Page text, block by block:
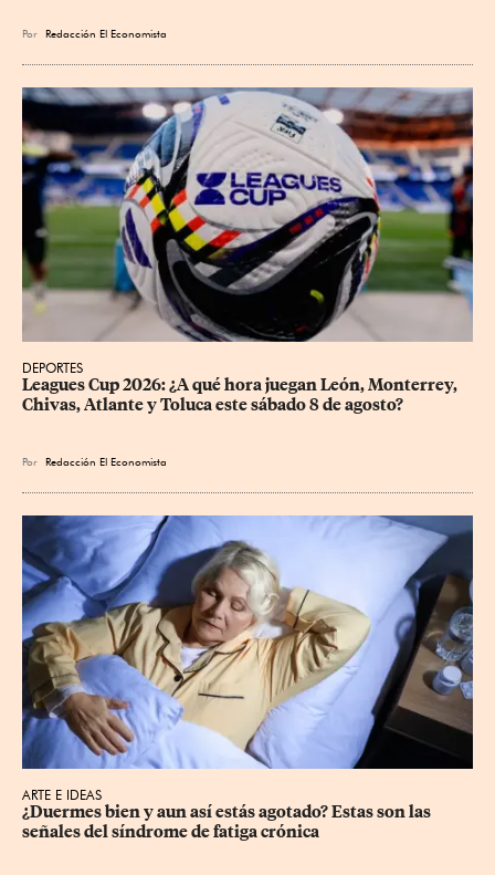
Por Redacción El Economista
DEPORTES
Leagues Cup 2026: ¿A qué hora juegan León, Monterrey,
Chivas, Atlante y Toluca este sábado 8 de agosto?
Por Redacción El Economista
ARTE E IDEAS
¿Duermes bien y aun así estás agotado? Estas son las
señales del síndrome de fatiga crónica